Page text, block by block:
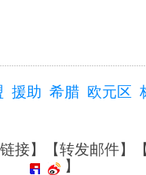
援助 希腊 欧元区
接】【转发邮件】
】